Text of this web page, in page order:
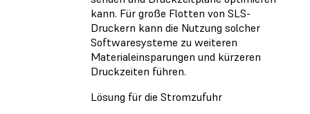
kann. Für große Flotten von SLS-
Druckern kann die Nutzung solcher
Softwaresysteme zu weiteren
Materialeinsparungen und kürzeren
Druckzeiten führen.
Lösung für die Stromzufuhr